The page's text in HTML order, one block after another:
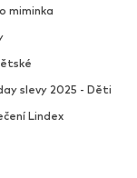
miminka
slevy 2025 - Děti
Lindex